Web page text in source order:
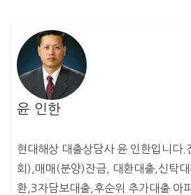
윤 인한
현대해상 대출상담사 윤 인한입니다
회),매매(분양)잔금, 대환대출,신탁
환,3자담보대출,후순위 추가대출 아